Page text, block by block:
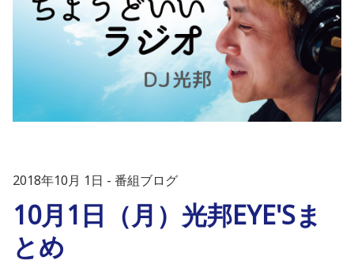
2018年10月 1日 番組ブログ
10月1日（月）光邦EYE'Sま
とめ